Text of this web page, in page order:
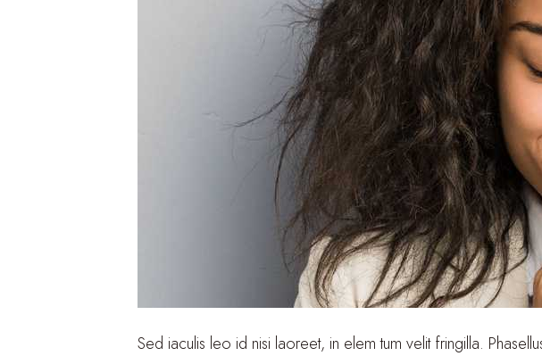
Sed iaculis leo id nisi laoreet, in elem tum velit fringilla.